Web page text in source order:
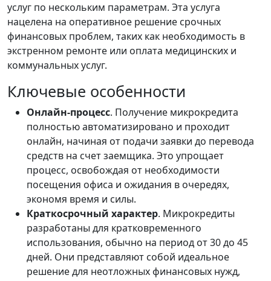
услуг по нескольким параметрам. Эта услуга
нацелена на оперативное решение срочных
финансовых проблем, таких как необходимость в
экстренном ремонте или оплата медицинских и
коммунальных услуг.
Ключевые особенности
Онлайн-процесс. Получение микрокредита
полностью автоматизировано и проходит
онлайн, начиная от подачи заявки до перевода
средств на счет заемщика. Это упрощает
процесс, освобождая от необходимости
посещения офиса и ожидания в очередях,
экономя время и силы.
Краткосрочный характер. Микрокредиты
разработаны для кратковременного
использования, обычно на период от 30 до 45
дней. Они представляют собой идеальное
решение для неотложных финансовых нужд,